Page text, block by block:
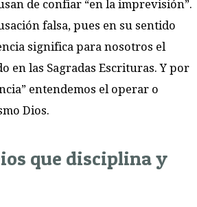
de confiar “en la imprevisión”.
falsa, pues en su sentido
significa para nosotros el
en las Sagradas Escrituras. Y por
entendemos el operar o
Dios.
que disciplina y